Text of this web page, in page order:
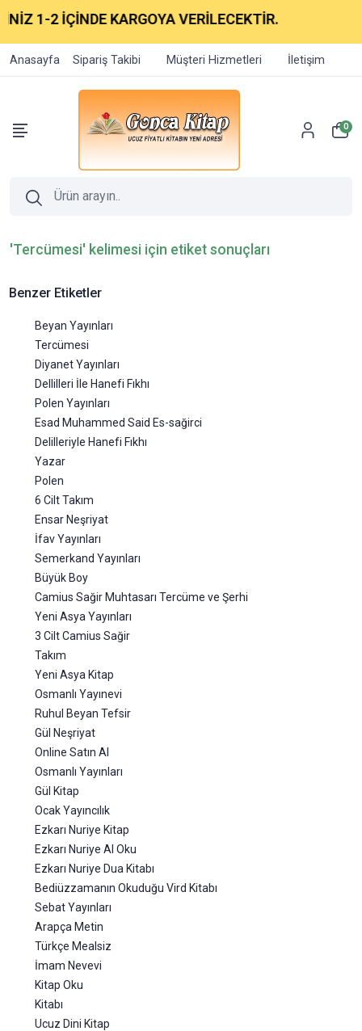
2 İÇİNDE KARGOYA VERİLECEKTİR.
Anasayfa Sipariş Takibi Müşteri Hizmetleri İletişim
0
'Tercümesi' kelimesi için etiket sonuçları
Benzer Etiketler
Beyan Yayınları
Tercümesi
Diyanet Yayınları
Dellilleri İle Hanefi Fıkhı
Polen Yayınları
Esad Muhammed Said Es-sağirci
Delilleriyle Hanefi Fıkhı
Yazar
Polen
6 Cilt Takım
Ensar Neşriyat
İfav Yayınları
Semerkand Yayınları
Büyük Boy
Camius Sağir Muhtasarı Tercüme ve Şerhi
Yeni Asya Yayınları
3 Cilt Camius Sağir
Takım
Yeni Asya Kitap
Osmanlı Yayınevi
Ruhul Beyan Tefsir
Gül Neşriyat
Online Satın Al
Osmanlı Yayınları
Gül Kitap
Ocak Yayıncılık
Ezkarı Nuriye Kitap
Ezkarı Nuriye Al Oku
Ezkarı Nuriye Dua Kitabı
Bediüzzamanın Okuduğu Vird Kitabı
Sebat Yayınları
Arapça Metin
Türkçe Mealsiz
İmam Nevevi
Kitap Oku
Kitabı
Ucuz Dini Kitap